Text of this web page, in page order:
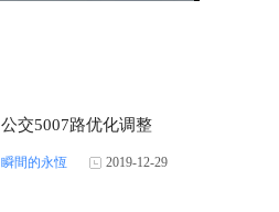
公交5007路优化调整
瞬間的永恆 2019-12-29